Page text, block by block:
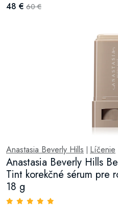
48 € 60 €
Anastasia Beverly Hills Líčenie
Anastasia Beverly Hills
Tint korekčné sérum pre
18 g